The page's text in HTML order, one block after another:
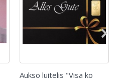
Aukso luitelis "Visa ko